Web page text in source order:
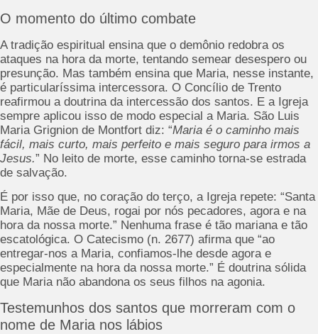
O momento do último combate
A tradição espiritual ensina que o demônio redobra os
ataques na hora da morte, tentando semear desespero ou
presunção. Mas também ensina que Maria, nesse instante,
é particularíssima intercessora. O Concílio de Trento
reafirmou a doutrina da intercessão dos santos. E a Igreja
sempre aplicou isso de modo especial a Maria. São Luis
Maria Grignion de Montfort diz: “Maria é o caminho mais
fácil, mais curto, mais perfeito e mais seguro para irmos a
Jesus.” No leito de morte, esse caminho torna-se estrada
de salvação.
É por isso que, no coração do terço, a Igreja repete: “Santa
Maria, Mãe de Deus, rogai por nós pecadores, agora e na
hora da nossa morte.” Nenhuma frase é tão mariana e tão
escatológica. O Catecismo (n. 2677) afirma que “ao
entregar-nos a Maria, confiamos-lhe desde agora e
especialmente na hora da nossa morte.” É doutrina sólida
que Maria não abandona os seus filhos na agonia.
Testemunhos dos santos que morreram com o
nome de Maria nos lábios